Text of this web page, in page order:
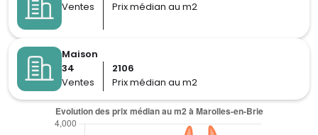
Ventes
Prix médian au m2
Maison
34
Ventes
2106
Prix médian au m2